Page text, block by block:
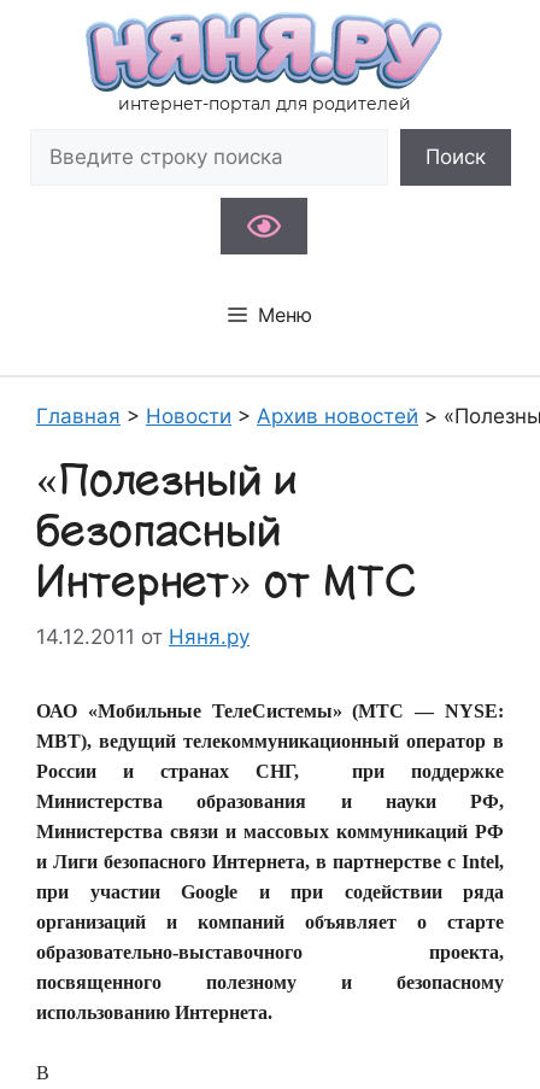
содержимому
интернет-портал для родителей
Поиск
Меню
Главная > Новости > Архив новостей >
«Полезный и
безопасный
Интернет» от МТС
14.12.2011 от Няня.ру
ОАО «Мобильные ТелеСистемы» (МТС — NYSE:
MBT), ведущий телекоммуникационный оператор в
России и странах СНГ, при поддержке
Министерства образования и науки РФ,
Министерства связи и массовых коммуникаций РФ
и Лиги безопасного Интернета, в партнерстве с Intel,
при участии Google и при содействии ряда
организаций и компаний объявляет о старте
образовательно-выставочного проекта,
посвященного полезному и безопасному
использованию Интернета.
В